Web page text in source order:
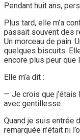
Pendant huit ans,
Plus tard, elle m’a
passait souvent des
Un morceau de pain.
quelques biscuits.
encore plus peur que
Elle m’a dit :
— Je crois que j’étais
avec gentillesse.
Quand je suis entrée
remarquée n’était ni